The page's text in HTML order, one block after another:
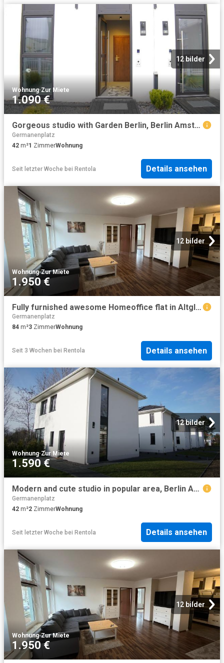
12 bilder
Wohnung·Zur Miete
1.090 €
Gorgeous studio with Garden Berlin, Berlin Amsterdam Apartments for Rent
Germanenplatz
42 m²1 ZimmerWohnung
Seit letzter Woche bei Rentola Details ansehen
12 bilder
Wohnung·Zur Miete
1.950 €
Fully furnished awesome Homeoffice flat in Altglienicke next to Station Grünau
Germanenplatz
84 m²3 ZimmerWohnung
Seit 3 Wochen bei Rentola Details ansehen
12 bilder
Wohnung·Zur Miete
1.590 €
Modern and cute studio in popular area, Berlin Amsterdam Apartments for Rent
Germanenplatz
42 m²2 ZimmerWohnung
Seit letzter Woche bei Rentola Details ansehen
12 bilder
Wohnung·Zur Miete
1.950 €